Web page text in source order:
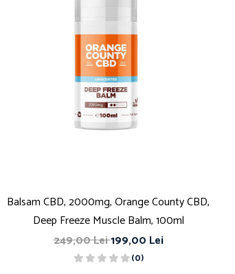
Balsam CBD, 2000mg, Orange County CBD,
Deep Freeze Muscle Balm, 100ml
249,00 Lei199,00 Lei
(0)